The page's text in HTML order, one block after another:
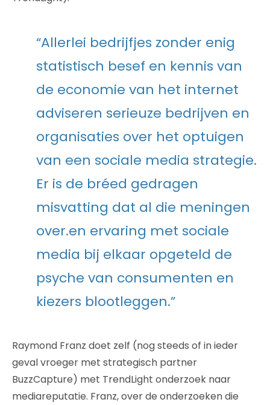
“Allerlei bedrijfjes zonder enig
statistisch besef en kennis van
de economie van het internet
adviseren serieuze bedrijven en
organisaties over het optuigen
van een sociale media strategie.
Er is de bréed gedragen
misvatting dat al die meningen
over.en ervaring met sociale
media bij elkaar opgeteld de
psyche van consumenten en
kiezers blootleggen.”
Raymond Franz doet zelf (nog steeds of in ieder
geval vroeger met strategisch partner
BuzzCapture) met TrendLight onderzoek naar
mediareputatie. Franz, over de onderzoeken die